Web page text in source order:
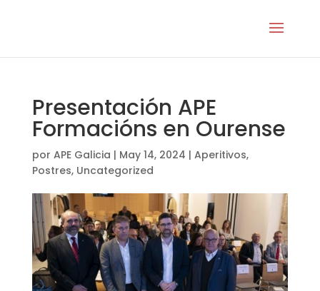
Presentación APE
Formacións en Ourense
por APE Galicia | May 14, 2024 | Aperitivos,
Postres, Uncategorized